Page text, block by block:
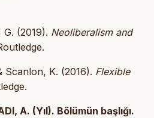
(2019). Neoliberalism and
Scanlon, K. (2016). Flexible
A. (Yıl). Bölümün başlığı.